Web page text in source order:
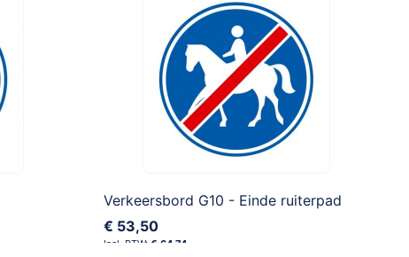
Verkeersbord G10 - Einde ruiterpad
€ 53,50
€ 64,74